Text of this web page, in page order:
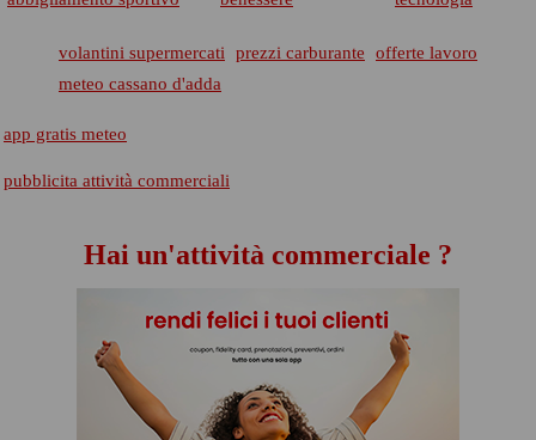
volantini supermercati prezzi carburante
offerte lavoro
meteo cassano d'adda
app gratis meteo
pubblicita attività commerciali
Hai un'attività commerciale ?